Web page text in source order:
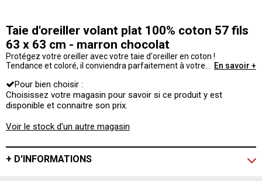
Taie d'oreiller volant plat 100% coton 57 fils
63 x 63 cm - marron chocolat
Protégez votre oreiller avec votre taie d'oreiller en coton !
Tendance et coloré, il conviendra parfaitement à votre
En savoir +
Pour bien choisir :
Choisissez votre magasin pour savoir si ce produit y est
disponible et connaitre son prix.
Voir le stock d'un autre magasin
+ D'INFORMATIONS